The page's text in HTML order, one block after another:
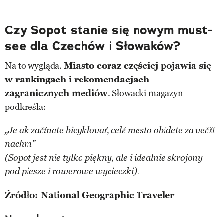
Czy Sopot stanie się nowym must-
see dla Czechów i Słowaków?
Na to wygląda. Miasto coraz częściej pojawia się
w rankingach i rekomendacjach
zagranicznych mediów. Słowacki magazyn
podkreśla:
„Je ak začínate bicyklovať, celé mesto obídete za večší
nachm”
(Sopot jest nie tylko piękny, ale i idealnie skrojony
pod piesze i rowerowe wycieczki).
Źródło: National Geographic Traveler